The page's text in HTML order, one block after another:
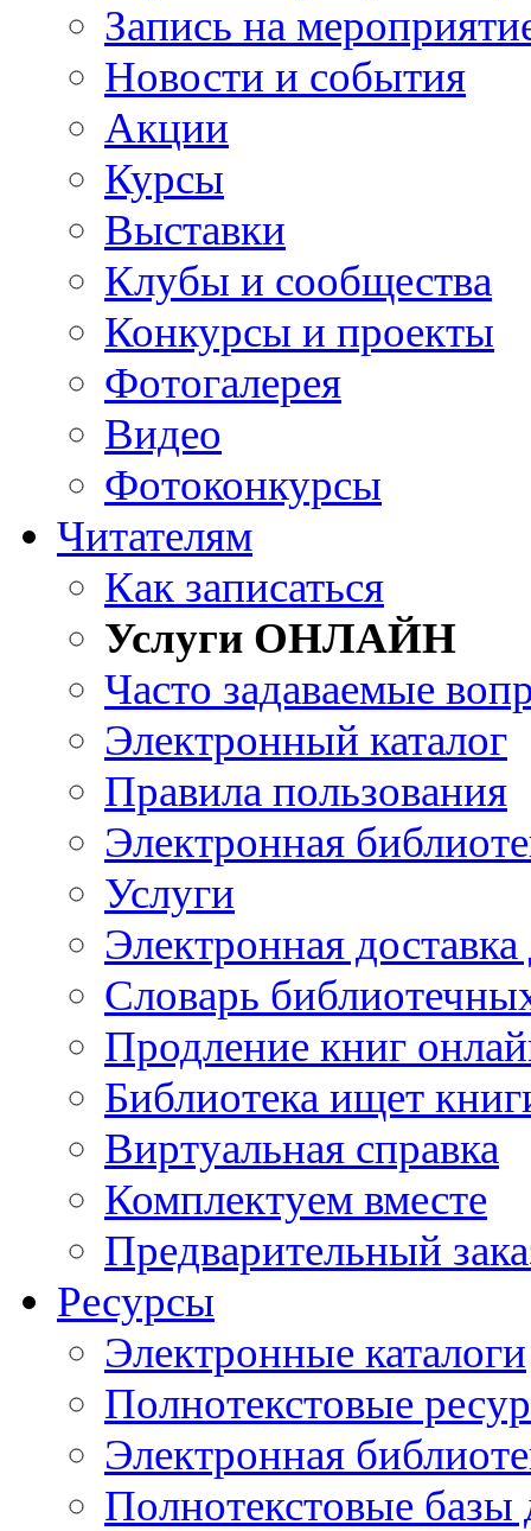
Запись на
Новости и события
Акции
Курсы
Выставки
Клубы и сообщества
Конкурсы и проекты
Фотогалерея
Видео
Фотоконкурсы
Читателям
Как записаться
Услуги ОНЛАЙН
Часто задаваемые
Электронный каталог
Правила пользования
Электронная
Услуги
Электронная
Словарь
Продление книг
Библиотека ищет
Виртуальная справка
Комплектуем вместе
Предварительный
Ресурсы
Электронные каталоги
Полнотекстовые
Электронная
Полнотекстовые